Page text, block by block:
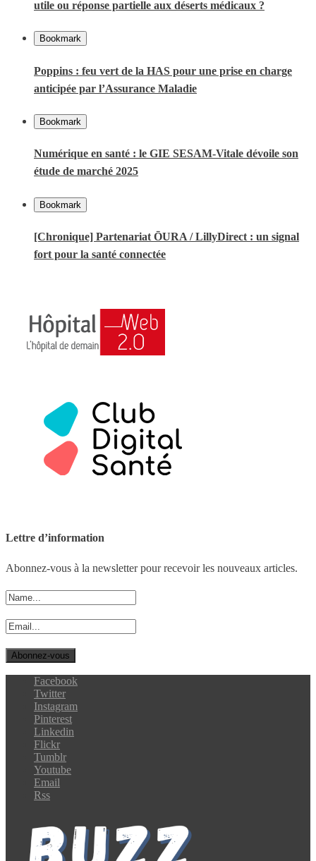
utile ou réponse partielle aux déserts médicaux ?
Bookmark
Poppins : feu vert de la HAS pour une prise en charge
anticipée par l’Assurance Maladie
Bookmark
Numérique en santé : le GIE SESAM-Vitale dévoile son
étude de marché 2025
Bookmark
[Chronique] Partenariat ŌURA / LillyDirect : un signal
fort pour la santé connectée
Lettre d’information
Abonnez-vous à la newsletter pour recevoir les nouveaux articles.
Facebook
Twitter
Instagram
Pinterest
Linkedin
Flickr
Tumblr
Youtube
Email
Rss